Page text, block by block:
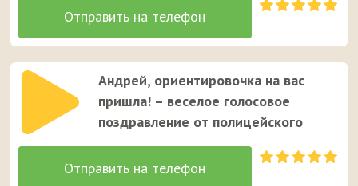
Андрей, ориентировочка на вас
пришла! – веселое голосовое
поздравление от полицейского